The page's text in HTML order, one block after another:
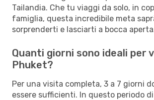
Tailandia. Che tu viaggi da solo, in
famiglia, questa incredibile meta
sorprenderti e lasciarti a bocca
Quanti giorni sono ideali per
Phuket?
Per una visita completa, 3 a 7 giorni
essere sufficienti. In questo periodo